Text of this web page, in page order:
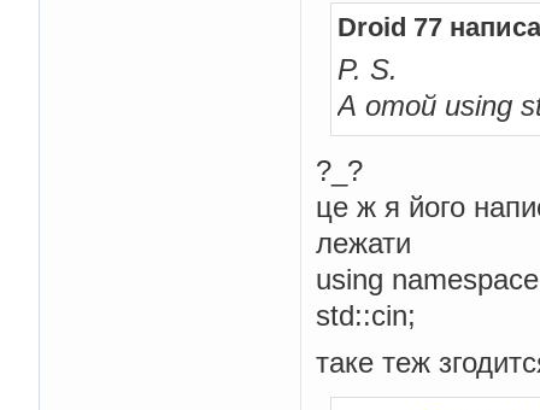
Droid 77
P. S.
А отой using
?_?
це ж я його
лежати
using
std::cin;
таке теж